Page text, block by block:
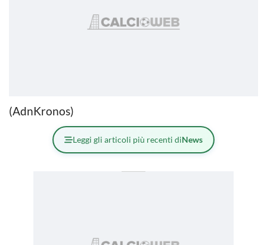
(AdnKronos)
Leggi gli articoli più recenti diNews